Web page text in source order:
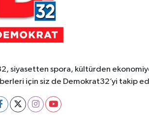
siyasetten spora, kültürden
için siz de Demokrat32’yi takip